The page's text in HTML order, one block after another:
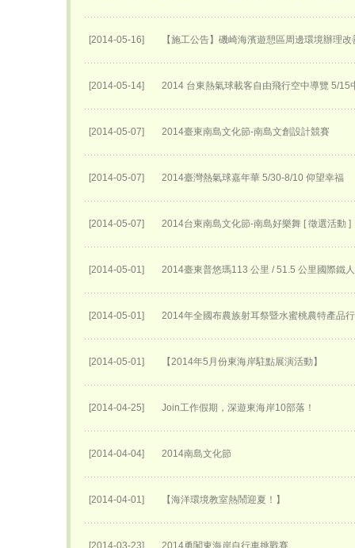
[2014-05-16] 【施工公告】磯崎海濱遊憩區周邊環境辦理改
[2014-05-14] 2014 台東熱氣球載客自由飛行空中導覽 5/15
[2014-05-07] 2014臺東南島文化節-南島文創設計競賽
[2014-05-07] 2014臺灣熱氣球嘉年華 5/30-8/10 仰望幸福
[2014-05-07] 2014台東南島文化節-南島好樂舞 [ 徵選活動 ]
[2014-05-01] 2014臺東普悠瑪113 公里 / 51.5 公里國際鐵
[2014-05-01] 2014年全國布農族射耳祭暨水蜜桃農特產品
[2014-05-01] 【2014年5月份東海岸駐點展演活動】
[2014-04-25] Join工作假期，深遊東海岸10部落！
[2014-04-04] 2014南島文化節
[2014-04-01] 【海洋環境教室熱鬧迎夏！】
[2014-03-23] 2014勇闖東海岸自行車挑戰賽